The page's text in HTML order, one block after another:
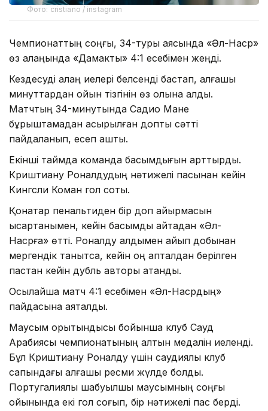
Фото: cristiano / instagram
Чемпионаттың соңғы, 34-туры аясында «Әл-Наср»
өз алаңында «Дамакты» 4:1 есебімен жеңді.
Кездесуді алаң иелері белсенді бастап, алғашқы
минуттардан ойын тізгінін өз қолына алды.
Матчтың 34-минутында Садио Мане
бұрыштамадан асырылған допты сәтті
пайдаланып, есеп ашты.
Екінші таймда команда басымдығын арттырды.
Криштиану Роналдудың нәтижелі пасынан кейін
Кингсли Коман гол соқты.
Қонақтар пенальтиден бір доп айырмасын
қысқартқанымен, кейін басымдық қайтадан «Әл-
Насрға» өтті. Роналду алдымен айып добынан
мергендік танытса, кейін оң қапталдан берілген
пастан кейін дубль авторы атанды.
Осылайша матч 4:1 есебімен «Әл-Насрдың»
пайдасына аяқталды.
Маусым қорытындысы бойынша клуб Сауд
Арабиясы чемпионатының алтын медалін иеленді.
Бұл Криштиану Роналду үшін саудиялық клуб
сапындағы алғашқы ресми жүлде болды.
Португалиялық шабуылшы маусымның соңғы
ойынында екі гол соғып, бір нәтижелі пас берді.